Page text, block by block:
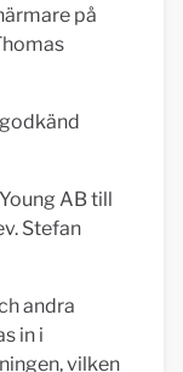
på
AB till
Stefan
andra
in i
vilken